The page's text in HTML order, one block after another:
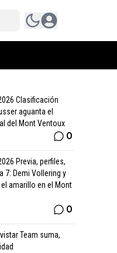
Clasificación
aguanta el
del Mont Ventoux
0
Previa, perfiles,
7: Demi Vollering y
amarillo en el Mont
0
Team suma,